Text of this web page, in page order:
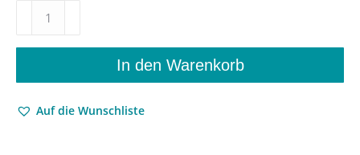
notwendige
Philosophische
zum
In den Warenkorb
Auf die Wunschliste